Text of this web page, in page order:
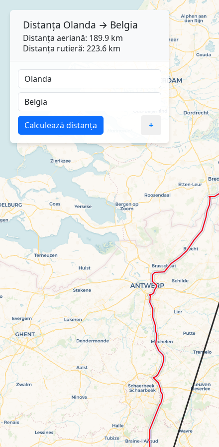
Distanța Olanda → Belgia
Distanța aeriană: 189.9 km
Distanța rutieră: 223.6 km
Calculează distanța +